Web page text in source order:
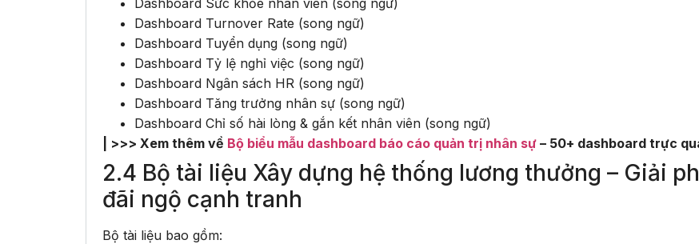
Dashboard Turnover Rate (song ngữ)
Dashboard Tuyển dụng (song ngữ)
Dashboard Tỷ lệ nghỉ việc (song ngữ)
Dashboard Ngân sách HR (song ngữ)
Dashboard Tăng trưởng nhân sự (song ngữ)
Dashboard Chỉ số hài lòng & gắn kết nhân viên (song ngữ)
| >>> Xem thêm về Bộ biểu mẫu dashboard báo cáo quản trị nhân sự – 50+ dashboard trực
2.4 Bộ tài liệu Xây dựng hệ thống lương thưởng – Giải
đãi ngộ cạnh tranh
Bộ tài liệu bao gồm: